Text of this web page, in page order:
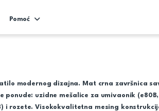
Pomoć
modernog dizajna. Mat crna završnica
uzidne mešalice za umivaonik (e80B,
i rozete. Visokokvalitetna mesing